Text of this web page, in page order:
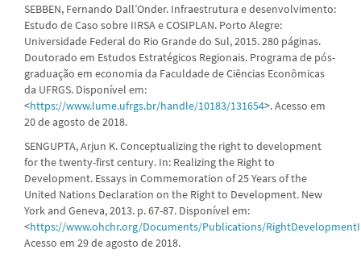
SEBBEN, Fernando Dall’Onder. Infraestrutura e desenvolvimento:
Estudo de Caso sobre IIRSA e COSIPLAN. Porto Alegre:
Universidade Federal do Rio Grande do Sul, 2015. 280 páginas.
Doutorado em Estudos Estratégicos Regionais. Programa de pós-
graduação em economia da Faculdade de Ciências Econômicas
da UFRGS. Disponível em:
<https://www.lume.ufrgs.br/handle/10183/131654>. Acesso em
20 de agosto de 2018.
SENGUPTA, Arjun K. Conceptualizing the right to development
for the twenty-first century. In: Realizing the Right to
Development. Essays in Commemoration of 25 Years of the
United Nations Declaration on the Right to Development. New
York and Geneva, 2013. p. 67-87. Disponível em:
<https://www.ohchr.org/Documents/Publications/
Acesso em 29 de agosto de 2018.